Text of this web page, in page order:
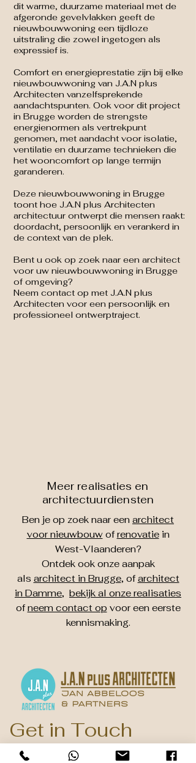
dit warme, duurzame materiaal met de
afgeronde gevelvlakken geeft de
nieuwbouwwoning een tijdloze
uitstraling die zowel ingetogen als
expressief is.
Comfort en energieprestatie zijn bij elke
nieuwbouwwoning van J.A.N plus
Architecten vanzelfsprekende
aandachtspunten. Ook voor dit project
in Brugge worden de strengste
energienormen als vertrekpunt
genomen, met aandacht voor isolatie,
ventilatie en duurzame technieken die
het wooncomfort op lange termijn
garanderen.
Deze nieuwbouwwoning in Brugge
toont hoe J.A.N plus Architecten
architectuur ontwerpt die mensen raakt:
doordacht, persoonlijk en verankerd in
de context van de plek.
Bent u ook op zoek naar een architect
voor uw nieuwbouwwoning in Brugge
of omgeving?
Neem contact op met J.A.N plus
Architecten voor een persoonlijk en
professioneel ontwerptraject.
Meer realisaties en
architectuurdiensten
Ben je op zoek naar een architect
voor nieuwbouwofrenovatiein
West-Vlaanderen?
Ontdek ook onze aanpak
als architect in Brugge, ofarchitect
in Damme, bekijk al onze realisaties
ofneem contact op voor een eerste
kennismaking.
Get in Touch